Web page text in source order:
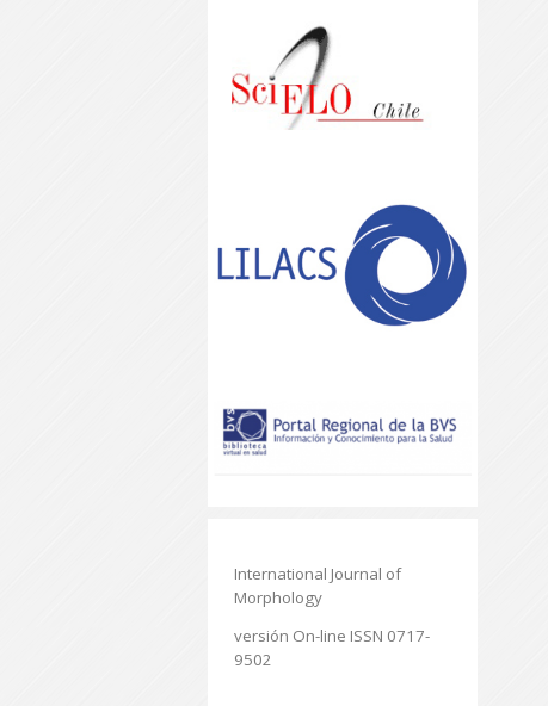
International Journal of
Morphology
versión On-line ISSN 0717-
9502